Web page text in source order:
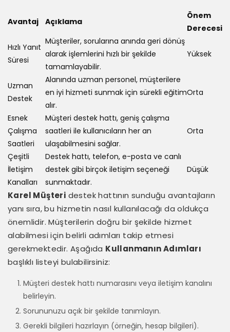
Avantaj Açıklama
Önem
Derecesi
Hızlı Yanıt
Süresi
Müşteriler, sorularına anında geri dönüş
alarak işlemlerini hızlı bir şekilde
tamamlayabilir.
Yüksek
Uzman
Destek
Alanında uzman personel, müşterilere
en iyi hizmeti sunmak için sürekli eğitim
alır.
Orta
Esnek
Çalışma
Saatleri
Müşteri destek hattı, geniş çalışma
saatleri ile kullanıcıların her an
ulaşabilmesini sağlar.
Orta
Çeşitli
İletişim
Kanalları
Destek hattı, telefon, e-posta ve canlı
destek gibi birçok iletişim seçeneği
sunmaktadır.
Düşük
Karel Müşteri destek hattının sunduğu avantajların
yanı sıra, bu hizmetin nasıl kullanılacağı da oldukça
önemlidir. Müşterilerin doğru bir şekilde hizmet
alabilmesi için belirli adımları takip etmesi
gerekmektedir. Aşağıda Kullanmanın Adımları
başlıklı listeyi bulabilirsiniz:
Müşteri destek hattı numarasını veya iletişim kanalını
belirleyin.
Sorununuzu açık bir şekilde tanımlayın.
Gerekli bilgileri hazırlayın (örneğin, hesap bilgileri).